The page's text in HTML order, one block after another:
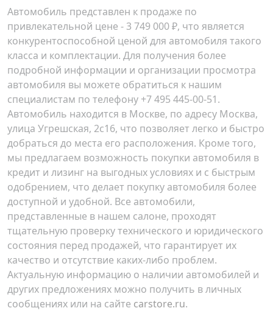
Автомобиль представлен к продаже по
привлекательной цене -3 749 000 ₽, что является
конкурентоспособной ценой для автомобиля такого
класса и комплектации. Для получения более
подробной информации и организации просмотра
автомобиля вы можете обратиться к нашим
специалистам по телефону +7 495 445-00-51.
Автомобиль находится в Москве, по адресу Москва,
улица Угрешская, 2с16, что позволяет легко и быстро
добраться до места его расположения. Кроме того,
мы предлагаем возможность покупки автомобиля в
кредит и лизинг на выгодных условиях и с быстрым
одобрением, что делает покупку автомобиля более
доступной и удобной. Все автомобили,
представленные в нашем салоне, проходят
тщательную проверку технического и юридического
состояния перед продажей, что гарантирует их
качество и отсутствие каких-либо проблем.
Актуальную информацию о наличии автомобилей и
других предложениях можно получить в личных
сообщениях или на сайте carstore.ru.